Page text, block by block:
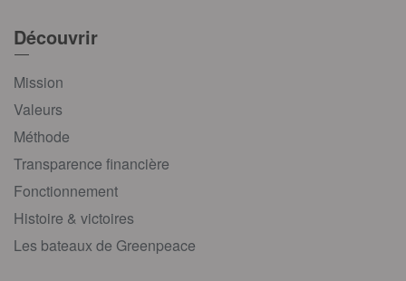
Découvrir
Mission
Valeurs
Méthode
Transparence financière
Fonctionnement
Histoire & victoires
Les bateaux de Greenpeace